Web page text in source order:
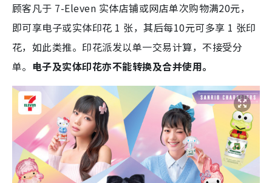
顾客凡于 7-Eleven 实体店铺或网店单次购物满20元，
即可享电子或实体印花 1 张，其后每10元可多享 1 张印
花，如此类推。印花派发以单一交易计算，不接受分
单。 电子及实体印花亦不能转换及合并使用。